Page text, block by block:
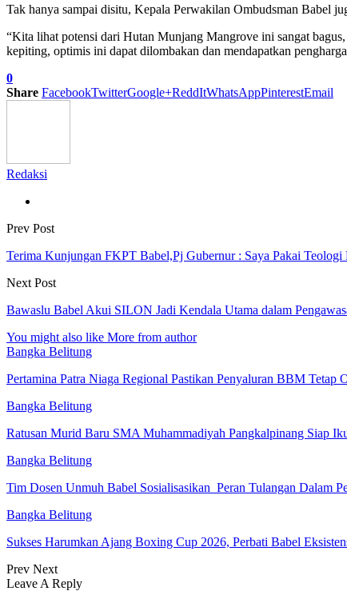
Tak hanya sampai disitu, Kepala Perwakilan Ombudsman Babel
“Kita lihat potensi dari Hutan Munjang Mangrove ini sangat
kepiting, optimis ini dapat dilombakan dan mendapatkan
0
Share FacebookTwitterGoogle+ReddItWhatsAppPinterestEmail
Redaksi
Prev Post
Terima Kunjungan FKPT Babel,Pj Gubernur : Saya Pakai Teologi
Next Post
Bawaslu Babel Akui SILON Jadi Kendala Utama dalam
You might also like More from author
Bangka Belitung
Pertamina Patra Niaga Regional Pastikan Penyaluran BBM Tetap
Bangka Belitung
Ratusan Murid Baru SMA Muhammadiyah Pangkalpinang Siap
Bangka Belitung
Tim Dosen Unmuh Babel Sosialisasikan Peran Tulangan Dalam
Bangka Belitung
Sukses Harumkan Ajang Boxing Cup 2026, Perbati Babel
Prev Next
Leave A Reply